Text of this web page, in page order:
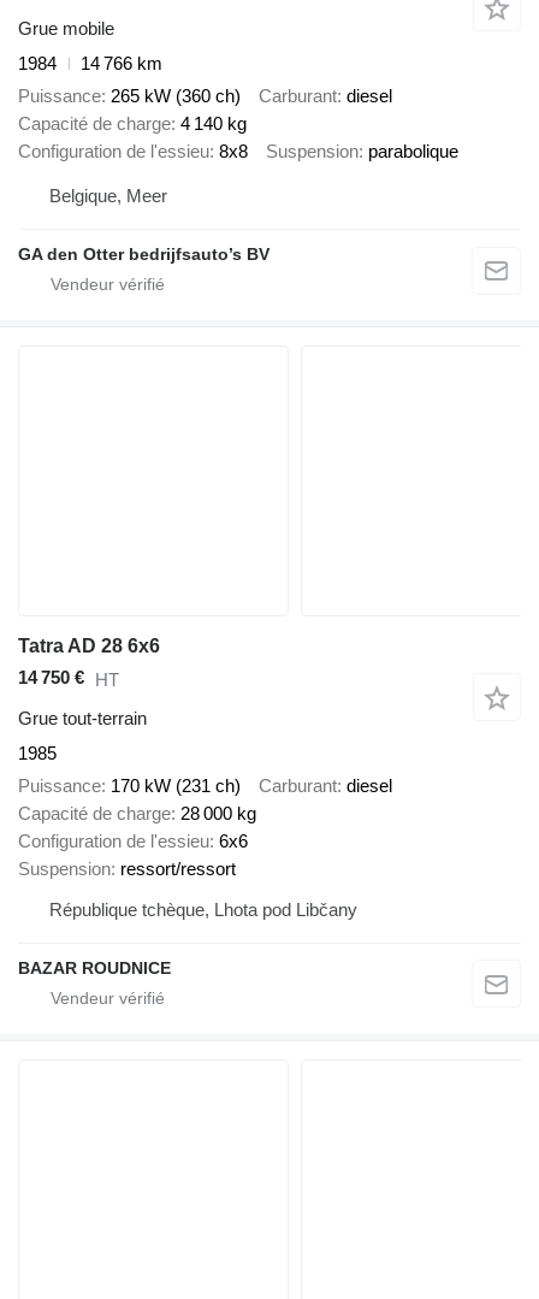
Grue mobile
1984
14 766 km
Puissance 265 kW (360 ch) Carburant diesel
Capacité de charge 4 140 kg
Configuration de l'essieu 8x8 Suspension parabolique
Belgique, Meer
GA den Otter bedrijfsauto’s BV
Tatra AD 28 6x6
14 750 € HT
Grue tout-terrain
1985
Puissance 170 kW (231 ch) Carburant diesel
Capacité de charge 28 000 kg
Configuration de l'essieu 6x6
Suspension ressort/ressort
République tchèque, Lhota pod Libčany
BAZAR ROUDNICE